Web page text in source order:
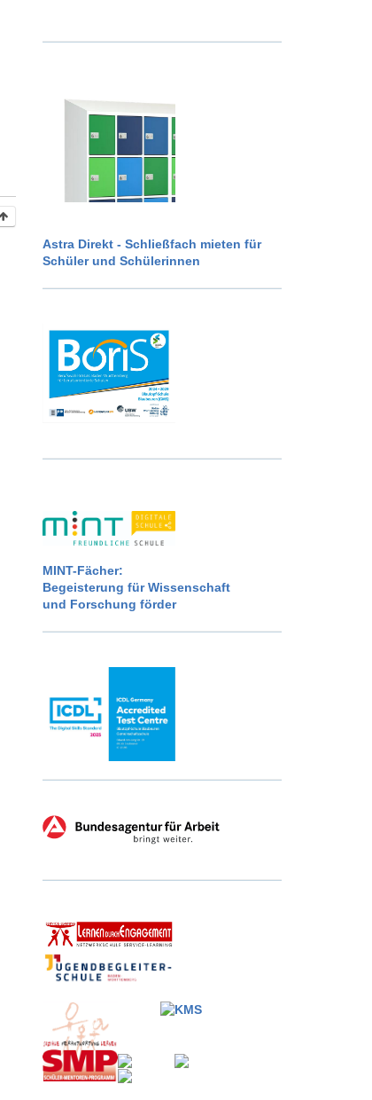
Astra Direkt - Schließfach mieten für
Schüler und Schülerinnen
MINT-Fächer:
Begeisterung für Wissenschaft
und Forschung förder